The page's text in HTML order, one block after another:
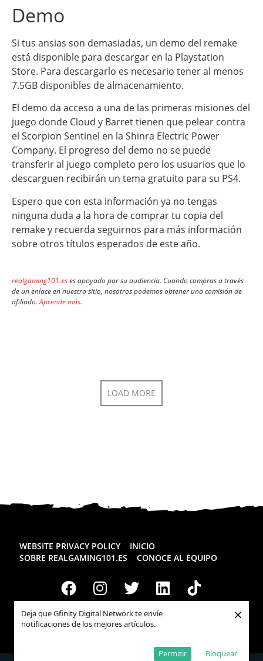
Deja que Gfinity Digital Network te envíe
notificaciones de los mejores artículos.
Bloquear
Permitir
×
Demo
Si tus ansias son demasiadas, un demo del remake
está disponible para descargar en la Playstation
Store. Para descargarlo es necesario tener al menos
7.5GB disponibles de almacenamiento.
El demo da acceso a una de las primeras misiones del
juego donde Cloud y Barret tienen que pelear contra
el Scorpion Sentinel en la Shinra Electric Power
Company. El progreso del demo no se puede
transferir al juego completo pero los usuarios que lo
descarguen recibirán un tema gratuito para su PS4.
Espero que con esta información ya no tengas
ninguna duda a la hora de comprar tu copia del
remake y recuerda seguirnos para más información
sobre otros títulos esperados de este año.
realgaming101.eses apoyado por su audiencia. Cuando compras a través
de un enlace en nuestro sitio, nosotros podemos obtener una comisión de
afiliado.Aprende más.
LOAD MORE
WEBSITE PRIVACY POLICY
INICIO
SOBRE REALGAMING101.ES
CONOCE AL EQUIPO
Todos los derechos reservadosRealgaming.es